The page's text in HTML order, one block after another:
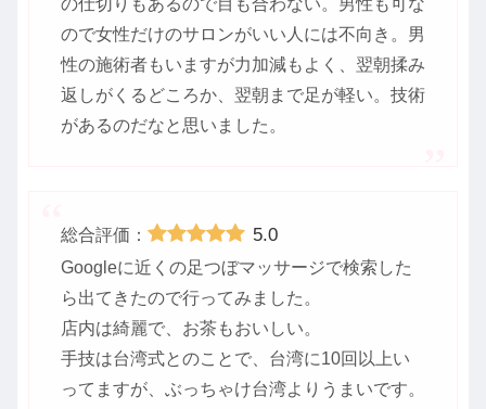
の仕切りもあるので目も合わない。男性も可な
ので女性だけのサロンがいい人には不向き。男
性の施術者もいますが力加減もよく、翌朝揉み
返しがくるどころか、翌朝まで足が軽い。技術
があるのだなと思いました。
総合評価： 5.0
Googleに近くの足つぼマッサージで検索した
ら出てきたので行ってみました。
店内は綺麗で、お茶もおいしい。
手技は台湾式とのことで、台湾に10回以上い
ってますが、ぶっちゃけ台湾よりうまいです。